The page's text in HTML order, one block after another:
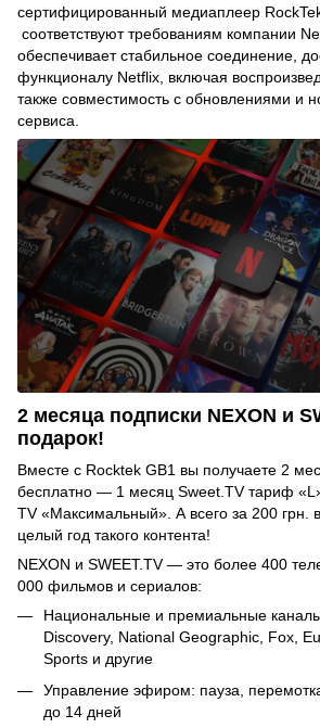
сертифицированный медиаплеер
соответствуют требованиям компании
обеспечивает стабильное соединение,
функционалу Netflix, включая
также совместимость с обновлениями и
сервиса.
2 месяца подписки NEXON и
подарок!
Вместе с Rocktek GB1 вы получаете 2
бесплатно — 1 месяц Sweet.TV тариф
TV «Максимальный». А всего за 200 грн.
целый год такого контента!
NEXON и SWEET.TV — это более 400
000 фильмов и сериалов:
Национальные и премиальные
Discovery, National Geographic, Fox,
Sports и другие
Управление эфиром: пауза,
до 14 дней